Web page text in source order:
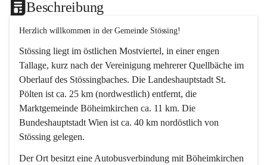
Beschreibung
Herzlich willkommen in der Gemeinde Stössing!
Stössing liegt im östlichen Mostviertel, in einer engen
Tallage, kurz nach der Vereinigung mehrerer Quellbäche im
Oberlauf des Stössingbaches. Die Landeshauptstadt St.
Pölten ist ca. 25 km (nordwestlich) entfernt, die
Marktgemeinde Böheimkirchen ca. 11 km. Die
Bundeshauptstadt Wien ist ca. 40 km nordöstlich von
Stössing gelegen.
Der Ort besitzt eine Autobusverbindung mit Böheimkirchen